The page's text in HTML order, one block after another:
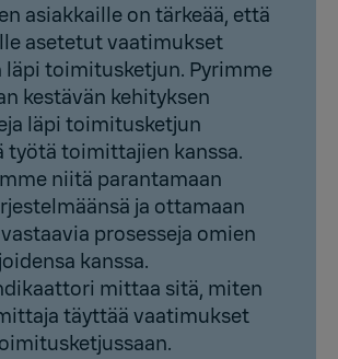
asiakkaille on tärkeää, että
asetetut vaatimukset
läpi toimitusketjun. Pyrimme
kestävän kehityksen
läpi toimitusketjun
työtä toimittajien kanssa.
niitä parantamaan
ja ottamaan
prosesseja omien
kanssa.
mittaa sitä, miten
täyttää vaatimukset